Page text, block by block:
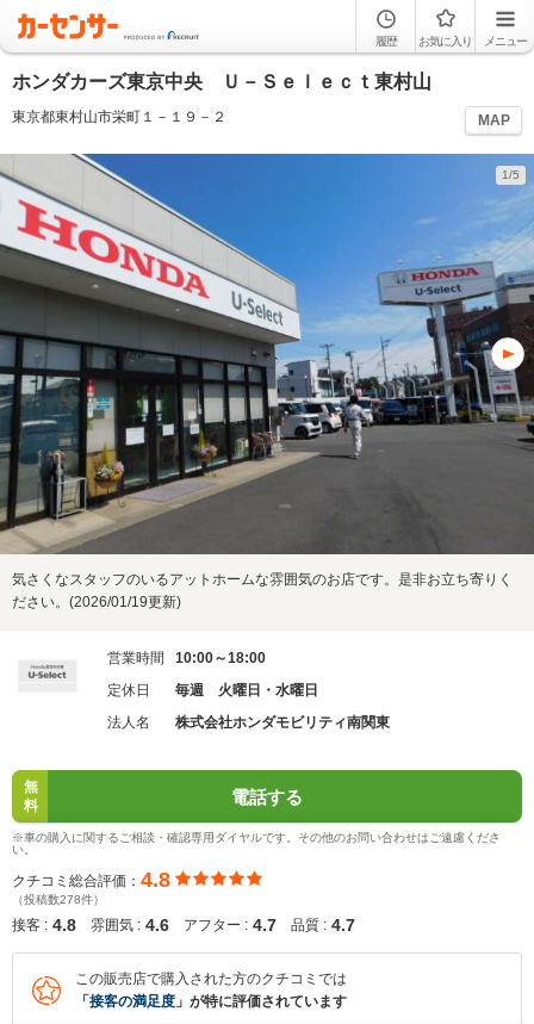
履歴 お気に入り メニュー
ホンダカーズ東京中央 Ｕ－Ｓｅｌｅｃｔ東村山
東京都東村山市栄町１－１９－２ MAP
1/5
気さくなスタッフのいるアットホームな雰囲気のお店です。是非お立ち寄りく
ださい。(2026/01/19更新)
営業時間
10:00～18:00
定休日
毎週 火曜日・水曜日
法人名
株式会社ホンダモビリティ南関東
無
料
電話する
※車の購入に関するご相談・確認専用ダイヤルです。その他のお問い合わせはご遠慮くださ
い。
クチコミ総合評価： 4.8
（投稿数278件）
接客 : 4.8 雰囲気 : 4.6 アフター : 4.7 品質 : 4.7
この販売店で購入された方のクチコミでは
「 接客の満足度 」が特に評価されています